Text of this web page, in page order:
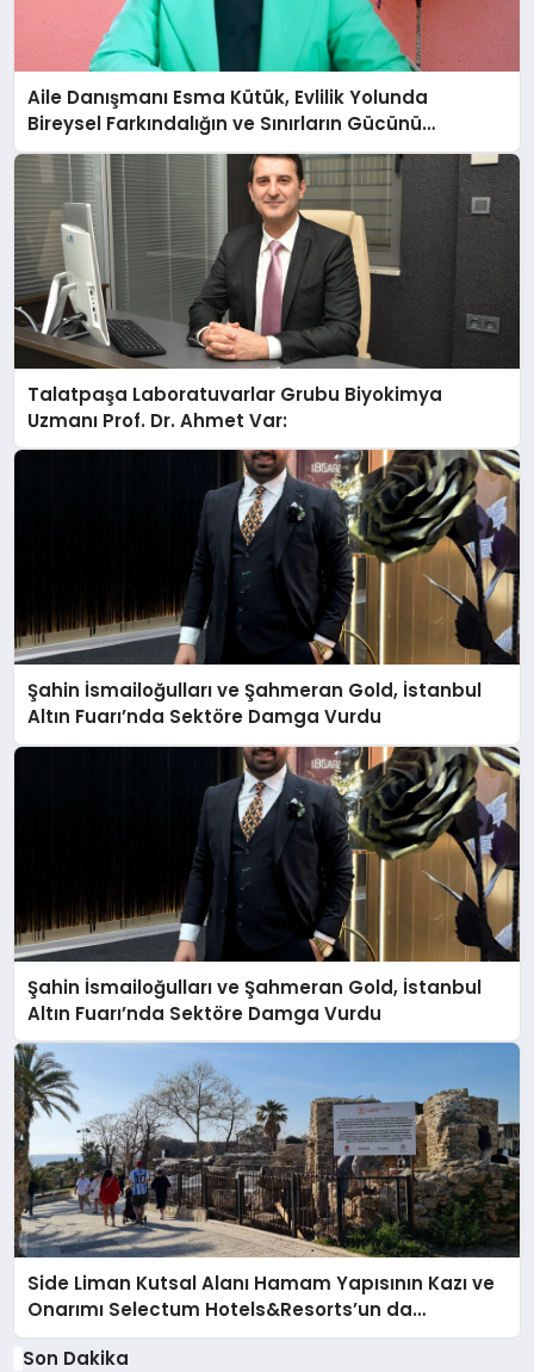
Aile Danışmanı Esma Kütük, Evlilik Yolunda
Bireysel Farkındalığın ve Sınırların Gücünü
Anlatıyor
Talatpaşa Laboratuvarlar Grubu Biyokimya
Uzmanı Prof. Dr. Ahmet Var:
Şahin İsmailoğulları ve Şahmeran Gold, İstanbul
Altın Fuarı’nda Sektöre Damga Vurdu
Şahin İsmailoğulları ve Şahmeran Gold, İstanbul
Altın Fuarı’nda Sektöre Damga Vurdu
Side Liman Kutsal Alanı Hamam Yapısının Kazı ve
Onarımı Selectum Hotels&Resorts’un da
Katkılarıyla Tamamlandı
Son Dakika